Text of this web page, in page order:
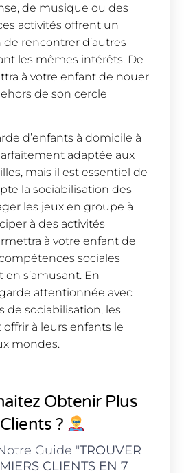
de musique ou des
activités offrent un
rencontrer d’autres
les mêmes intérêts. De
à votre enfant de nouer
de son cercle
d’enfants à domicile à
adaptée aux
mais il est essentiel de
la sociabilisation des
les jeux en groupe à
à des activités
à votre enfant de
sociales
s’amusant. En
attentionnée avec
de sociabilisation, les
à leurs enfants le
mondes.
Obtenir Plus
?
Guide "TROUVER
CLIENTS EN 7